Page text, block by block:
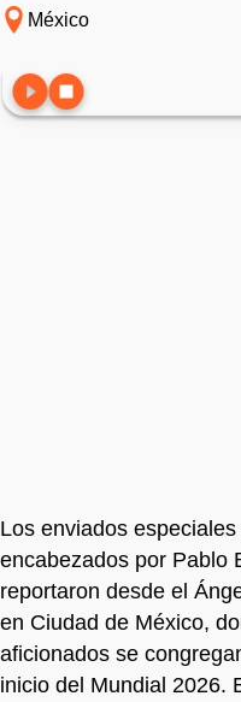
México
Los enviados
encabezados por Pablo
reportaron desde el
en Ciudad de México,
aficionados se
inicio del Mundial 2026.